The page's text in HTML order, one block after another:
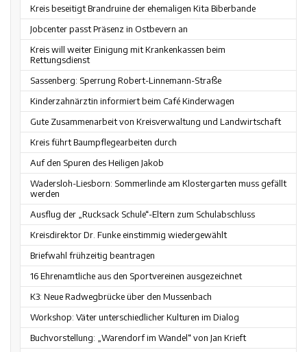
Kreis beseitigt Brandruine der ehemaligen Kita Biberbande
Jobcenter passt Präsenz in Ostbevern an
Kreis will weiter Einigung mit Krankenkassen beim
Rettungsdienst
Sassenberg: Sperrung Robert-Linnemann-Straße
Kinderzahnärztin informiert beim Café Kinderwagen
Gute Zusammenarbeit von Kreisverwaltung und Landwirtschaft
Kreis führt Baumpflegearbeiten durch
Auf den Spuren des Heiligen Jakob
Wadersloh-Liesborn: Sommerlinde am Klostergarten muss gefällt
werden
Ausflug der „Rucksack Schule“-Eltern zum Schulabschluss
Kreisdirektor Dr. Funke einstimmig wiedergewählt
Briefwahl frühzeitig beantragen
16 Ehrenamtliche aus den Sportvereinen ausgezeichnet
K3: Neue Radwegbrücke über den Mussenbach
Workshop: Väter unterschiedlicher Kulturen im Dialog
Buchvorstellung: „Warendorf im Wandel“ von Jan Krieft